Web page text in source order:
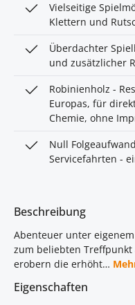
Vielseitige
Klettern und
Überdachter
und zusätzlicher
Robinienholz -
Europas, für
Chemie, ohne
Null
Servicefahrten -
Beschreibung
Abenteuer unter
zum beliebten
erobern die erhöht…
Eigenschaften